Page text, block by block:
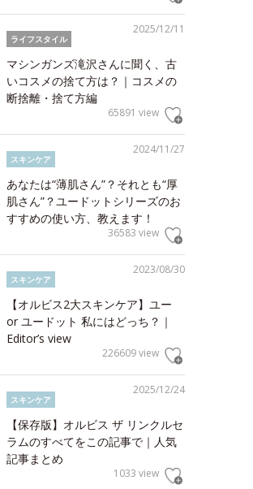
2025/12/11
ライフスタイル
マシンガンズ滝沢さんに聞く、古
いコスメの捨て方は？｜コスメの
断捨離・捨て方編
65891 view
2024/11/27
スキンケア
あなたは“薄肌さん”？それとも“厚
肌さん”？ユードットシリーズのお
すすめの使い方、教えます！
36583 view
2023/08/30
スキンケア
【オルビス2大スキンケア】ユー
or ユードット 私にはどっち？｜
Editor’s view
226609 view
2025/12/24
スキンケア
【保存版】オルビス ザ リンクルセ
ラムのすべてをこの記事で｜人気
記事まとめ
1033 view